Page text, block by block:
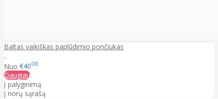
Baltas vaikiškas paplūdimio pončiukas
..
Nuo €4000
Daugiau
Į palyginimą
Į norų sąrašą